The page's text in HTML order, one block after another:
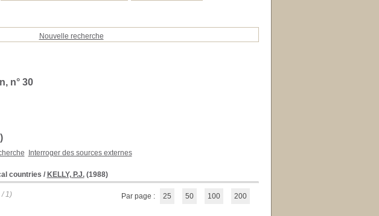
Nouvelle recherche
n° 30
)
Interroger des sources externes
countries / KELLY, P.J.(1988)
/ 1) Par page : 25 50 100 200